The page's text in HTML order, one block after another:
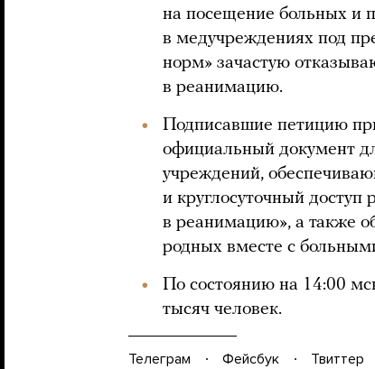
на посещение больных и
в медучреждениях под
норм» зачастую
в реанимацию.
Подписавшие петицию
официальный документ
учреждений,
и круглосуточный доступ
в реанимацию», а также
родных вместе с
По состоянию на 14:00
тысяч человек.
Телеграм Фейсбук Твиттер